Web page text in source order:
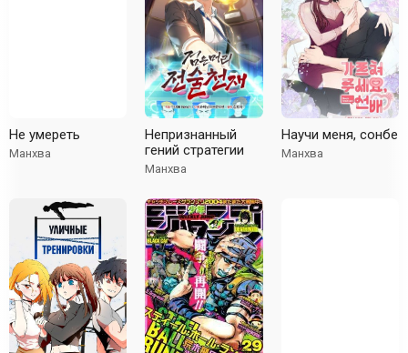
Не умереть
Манхва
Непризнанный
гений стратегии
Манхва
Научи меня, сонбе
Манхва